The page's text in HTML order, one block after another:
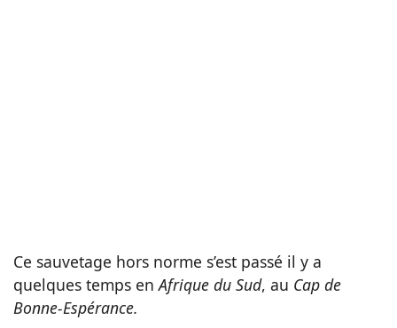
Ce sauvetage hors norme s’est passé il y a
quelques temps enAfrique du Sud, au Cap de
Bonne-Espérance.